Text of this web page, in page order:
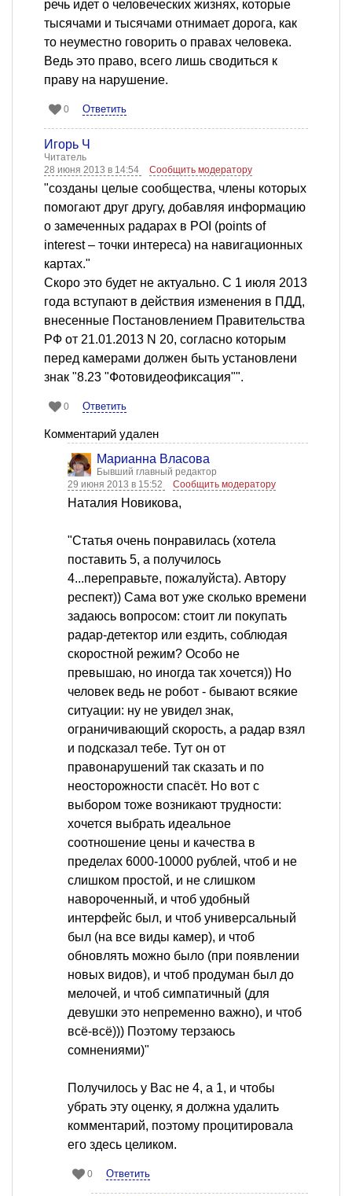
речь идет о человеческих жизнях, которые
тысячами и тысячами отнимает дорога, как
то неуместно говорить о правах человека.
Ведь это право, всего лишь сводиться к
праву на нарушение.
0 Ответить
Игорь Ч
Читатель
28 июня 2013 в 14:54
Сообщить модератору
"созданы целые сообщества, члены которых
помогают друг другу, добавляя информацию
о замеченных радарах в POI (points of
interest – точки интереса) на навигационных
картах."
Скоро это будет не актуально. С 1 июля 2013
года вступают в действия изменения в ПДД,
внесенные Постановлением Правительства
РФ от 21.01.2013 N 20, согласно которым
перед камерами должен быть установлени
знак "8.23 "Фотовидеофиксация"".
0 Ответить
Комментарий удален
Марианна Власова
Бывший главный редактор
29 июня 2013 в 15:52
Сообщить модератору
Наталия Новикова,
"Статья очень понравилась (хотела
поставить 5, а получилось
4...переправьте, пожалуйста). Автору
респект)) Сама вот уже сколько времени
задаюсь вопросом: стоит ли покупать
радар-детектор или ездить, соблюдая
скоростной режим? Особо не
превышаю, но иногда так хочется)) Но
человек ведь не робот - бывают всякие
ситуации: ну не увидел знак,
ограничивающий скорость, а радар взял
и подсказал тебе. Тут он от
правонарушений так сказать и по
неосторожности спасёт. Но вот с
выбором тоже возникают трудности:
хочется выбрать идеальное
соотношение цены и качества в
пределах 6000-10000 рублей, чтоб и не
слишком простой, и не слишком
навороченный, и чтоб удобный
интерфейс был, и чтоб универсальный
был (на все виды камер), и чтоб
обновлять можно было (при появлении
новых видов), и чтоб продуман был до
мелочей, и чтоб симпатичный (для
девушки это непременно важно), и чтоб
всё-всё))) Поэтому терзаюсь
сомнениями)"
Получилось у Вас не 4, а 1, и чтобы
убрать эту оценку, я должна удалить
комментарий, поэтому процитировала
его здесь целиком.
0 Ответить